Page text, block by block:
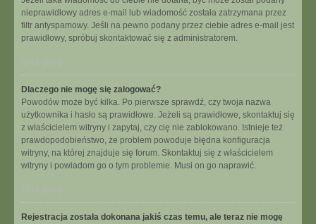
nieprawidłowy adres e-mail lub wiadomość została zatrzymana przez
filtr antyspamowy. Jeśli na pewno podany przez ciebie adres e-mail jest
prawidłowy, spróbuj skontaktować się z administratorem.
Na górę
Dlaczego nie mogę się zalogować?
Powodów może być kilka. Po pierwsze sprawdź, czy twoja nazwa
użytkownika i hasło są prawidłowe. Jeżeli są prawidłowe, skontaktuj się
z właścicielem witryny i zapytaj, czy cię nie zablokowano. Istnieje też
prawdopodobieństwo, że problem powoduje błędna konfiguracja
witryny, na której znajduje się forum. Skontaktuj się z właścicielem
witryny i powiadom go o tym problemie. Musi on go naprawić.
Na górę
Rejestracja została dokonana jakiś czas temu, ale teraz nie mogę